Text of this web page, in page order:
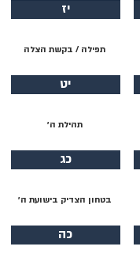
יז
תפילה / בקשת הצלה
יט
תהילת ה׳
כג
בטחון הצדיק בישועת ה׳
כה